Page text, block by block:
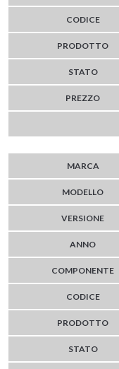
CODICE
PRODOTTO
STATO
PREZZO
MARCA
MODELLO
VERSIONE
ANNO
COMPONENTE
CODICE
PRODOTTO
STATO